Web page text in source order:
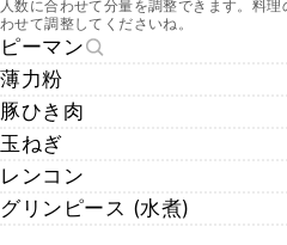
人数に合わせて分量を調整できます。料
わせて調整してくださいね。
ピーマン
薄力粉
豚ひき肉
玉ねぎ
レンコン
グリンピース (水煮)